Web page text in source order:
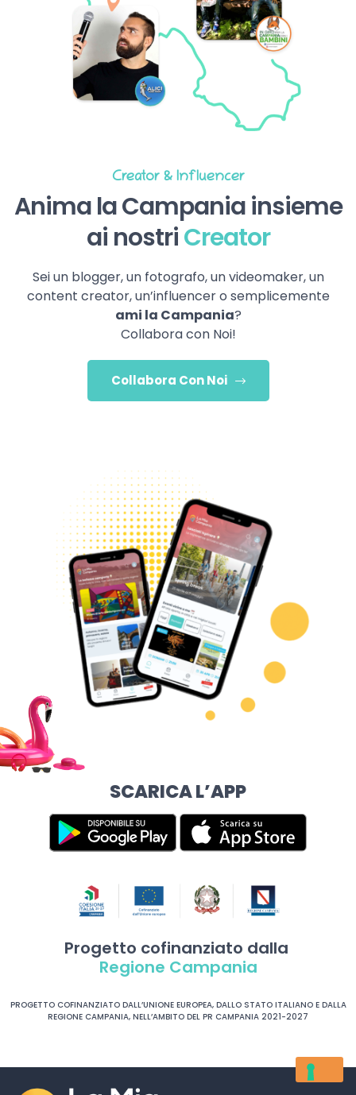
Creator & Influencer
Anima la Campania insieme
ai nostriCreator
Sei un blogger, un fotografo, un videomaker, un
content creator, un’influencer o semplicemente
ami la Campania?
Collabora con Noi!
Collabora Con Noi
SCARICA L’APP
Progetto cofinanziato dalla
Regione Campania
PROGETTO COFINANZIATO DALL’UNIONE EUROPEA, DALLO STATO ITALIANO E DALLA
REGIONE CAMPANIA, NELL’AMBITO DEL PR CAMPANIA 2021-2027